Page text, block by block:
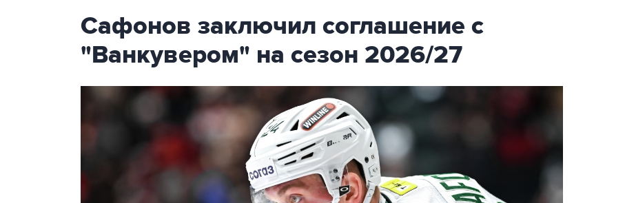
Сафонов заключил соглашение с
"Ванкувером" на сезон 2026/27